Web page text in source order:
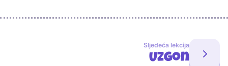
Sljedeća lekcija
Uzgon